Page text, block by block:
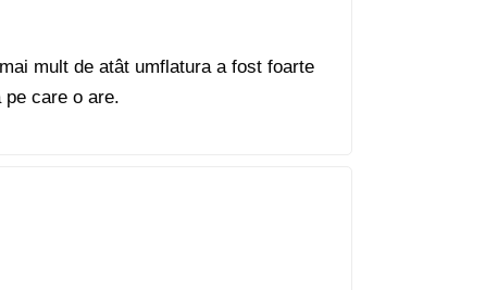
mult de atât umflatura a fost foarte
care o are.